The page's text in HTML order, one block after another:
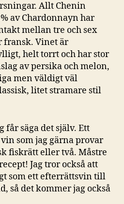
Allt Chenin
av Chardonnayn har
mellan tre och sex
fransk. Vinet är
helt torrt och har stor
av persika och melon,
men väldigt väl
litet stramare stil
får säga det själv. Ett
som jag gärna provar
fiskrätt eller två. Måstre
Jag tror också att
som ett efterrättsvin till
så det kommer jag också